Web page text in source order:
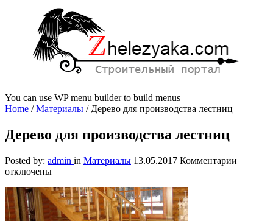
You can use WP menu builder to build menus
Home /Материалы / Дерево для производства лестниц
Дерево для производства лестниц
Posted by: admin in Материалы 13.05.2017 Комментарии
отключены